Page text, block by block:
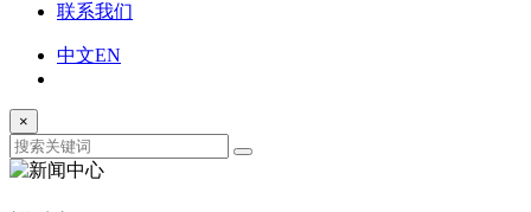
联系我们
中文EN
×